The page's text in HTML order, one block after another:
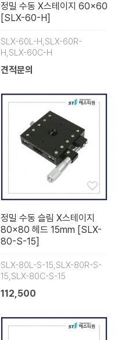
정밀 수동 X스테이지 60×60
[SLX-60-H]
SLX-60L-H,SLX-60R-
H,SLX-60C-H
견적문의
정밀 수동 슬림 X스테이지
80×80 헤드 15mm [SLX-
80-S-15]
SLX-80L-S-15,SLX-80R-S-
15,SLX-80C-S-15
112,500